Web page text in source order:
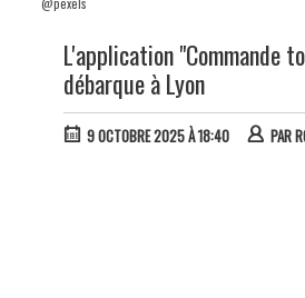
@pexels
L'application "Commande
débarque à Lyon
9 OCTOBRE 2025 À 18:40 PAR